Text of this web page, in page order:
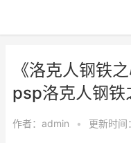
《洛克人钢铁
psp洛克人钢铁
作者： admin • 更新时